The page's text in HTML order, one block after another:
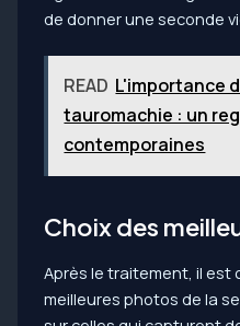
de donner une seconde
READ L'importance
tauromachie : un
contemporaines
Choix des
Après le traitement, il est
meilleures photos de la